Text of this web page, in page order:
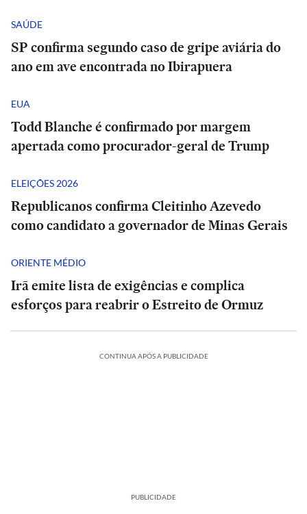
SAÚDE
SP confirma segundo caso de gripe aviária do
ano em ave encontrada no Ibirapuera
EUA
Todd Blanche é confirmado por margem
apertada como procurador-geral de Trump
ELEIÇÕES 2026
Republicanos confirma Cleitinho Azevedo
como candidato a governador de Minas Gerais
ORIENTE MÉDIO
Irã emite lista de exigências e complica
esforços para reabrir o Estreito de Ormuz
CONTINUA APÓS A PUBLICIDADE
PUBLICIDADE